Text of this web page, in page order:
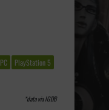
PC
PlayStation 5
*data viaIGDB